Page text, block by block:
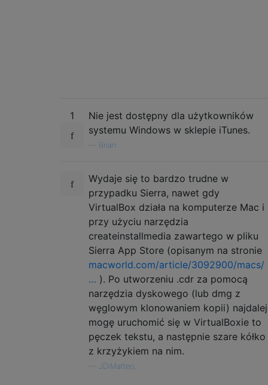
1
Nie jest dostępny dla użytkowników
systemu Windows w sklepie iTunes.
Brian
Wydaje się to bardzo trudne w
przypadku Sierra, nawet gdy
VirtualBox działa na komputerze Mac i
przy użyciu narzędzia
createinstallmedia zawartego w pliku
Sierra App Store (opisanym na stronie
macworld.com/article/3092900/macs/
… ). Po utworzeniu .cdr za pomocą
narzędzia dyskowego (lub dmg z
węglowym klonowaniem kopii) najdalej
mogę uruchomić się w VirtualBoxie to
pęczek tekstu, a następnie szare kółko
z krzyżykiem na nim.
JDiMatteo,